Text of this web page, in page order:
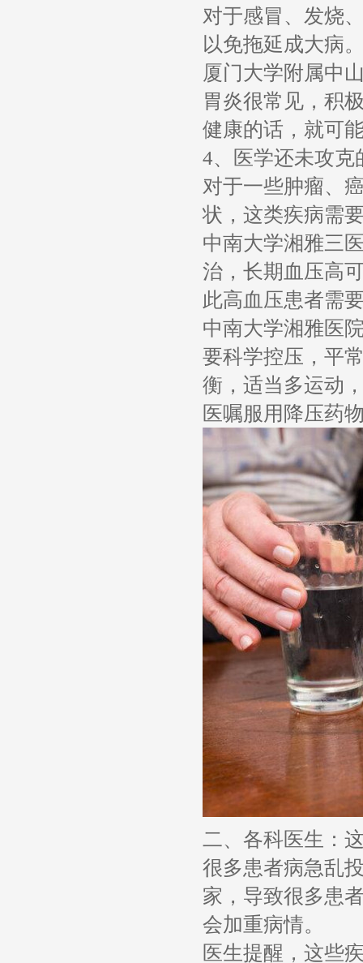
对于感冒、发烧
以免拖延成大病
厦门大学附属中
胃炎很常见，积
健康的话，就可
4、医学还未攻克
对于一些肿瘤、
状，这类疾病需
中南大学湘雅三
治，长期血压高
此高血压患者需
中南大学湘雅医
要科学控压，平
衡，适当多运动
医嘱服用降压药
二、各科医生：
很多患者病急乱
家，导致很多患
会加重病情。
医生提醒，这些